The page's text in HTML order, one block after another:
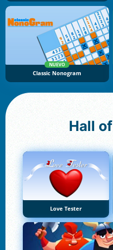
NUEVO
Classic Nonogram
Hall of
Love Tester